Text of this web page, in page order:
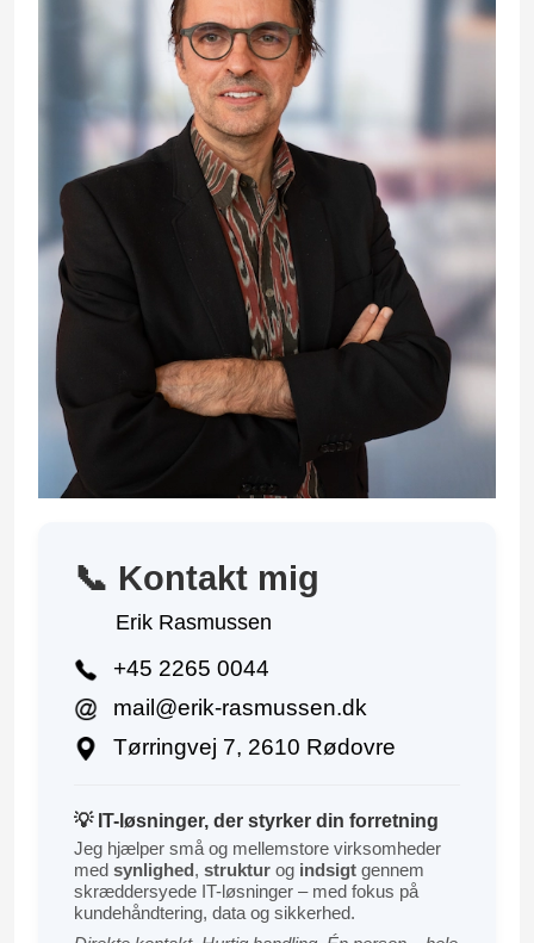
📞 Kontakt mig
Erik Rasmussen
+45 2265 0044
mail@erik-rasmussen.dk
Tørringvej 7, 2610 Rødovre
💡 IT-løsninger, der styrker din forretning
Jeg hjælper små og mellemstore virksomheder
med synlighed, struktur og indsigt gennem
skræddersyede IT-løsninger – med fokus på
kundehåndtering, data og sikkerhed.